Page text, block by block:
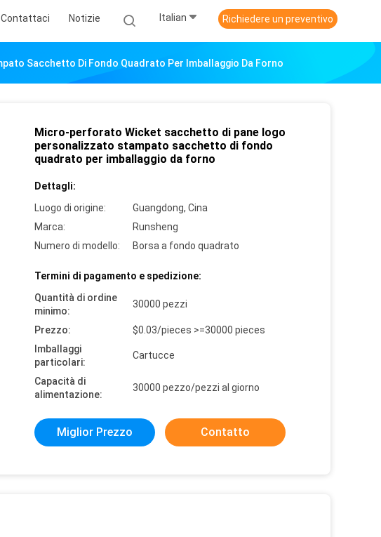
Contattaci Notizie Italian Richiedere un preventivo
Sacchetto Di Fondo Quadrato Per Imballaggio Da Forno
Micro-perforato Wicket sacchetto di pane logo
personalizzato stampato sacchetto di fondo
quadrato per imballaggio da forno
Dettagli:
Luogo di origine:
Guangdong, Cina
Marca:
Runsheng
Numero di modello:
Borsa a fondo quadrato
Termini di pagamento e spedizione:
Quantità di ordine
minimo:
30000 pezzi
Prezzo:
$0.03/pieces >=30000 pieces
Imballaggi
particolari:
Cartucce
Capacità di
alimentazione:
30000 pezzo/pezzi al giorno
Miglior Prezzo Contatto